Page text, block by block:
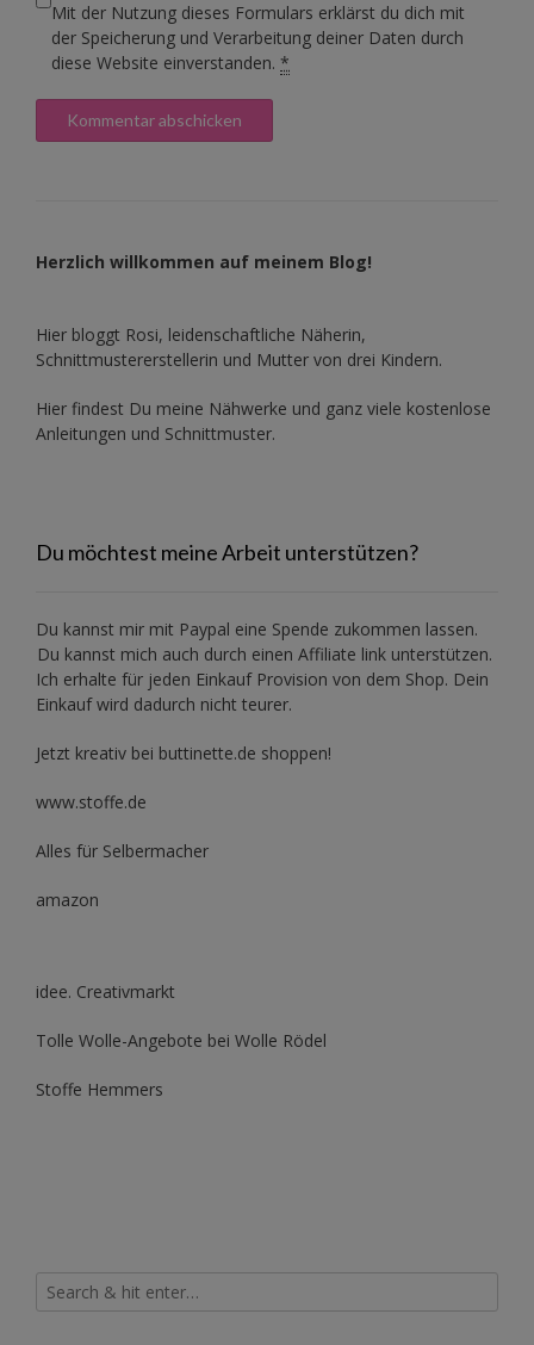
Mit der Nutzung dieses Formulars erklärst du dich mit
der Speicherung und Verarbeitung deiner Daten durch
diese Website einverstanden. *
Herzlich willkommen auf meinem Blog!
Hier bloggt Rosi, leidenschaftliche Näherin,
Schnittmustererstellerin und Mutter von drei Kindern.
Hier findest Du meine Nähwerke und ganz viele kostenlose
Anleitungen und Schnittmuster.
Du möchtest meine Arbeit unterstützen?
Du kannst mir mit Paypal eine Spende zukommen lassen.
Du kannst mich auch durch einen Affiliate link unterstützen.
Ich erhalte für jeden Einkauf Provision von dem Shop. Dein
Einkauf wird dadurch nicht teurer.
Jetzt kreativ bei buttinette.de shoppen!
www.stoffe.de
Alles für Selbermacher
amazon
idee. Creativmarkt
Tolle Wolle-Angebote bei Wolle Rödel
Stoffe Hemmers